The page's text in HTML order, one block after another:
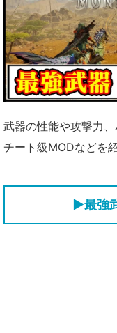
武器の性能や攻撃力
チート級MODなどを
▶最強